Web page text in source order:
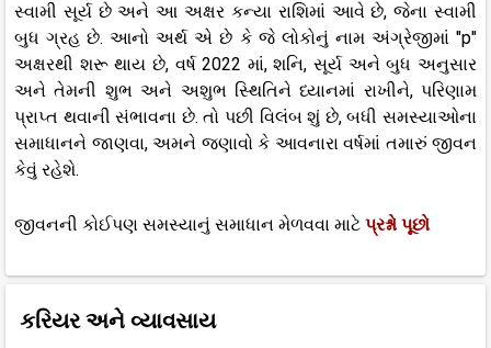
સ્વામી સૂર્ય છે અને આ અક્ષર કન્યા રાશિમાં આવે છે, જેના સ્વામી
બુધ ગ્રહ છે. આનો અર્થ એ છે કે જે લોકોનું નામ અંગ્રેજીમાં "p"
અક્ષરથી શરૂ થાય છે, વર્ષ 2022 માં, શનિ, સૂર્ય અને બુધ અનુસાર
અને તેમની શુભ અને અશુભ સ્થિતિને ધ્યાનમાં રાખીને, પરિણામ
પ્રાપ્ત થવાની સંભાવના છે. તો પછી વિલંબ શું છે, બધી સમસ્યાઓના
સમાધાનને જાણવા, અમને જણાવો કે આવનારા વર્ષમાં તમારું જીવન
કેવું રહેશે.
જીવનની કોઈપણ સમસ્યાનું સમાધાન મેળવવા માટે પ્રશ્નો પૂછો
કરિયર અને વ્યાવસાય